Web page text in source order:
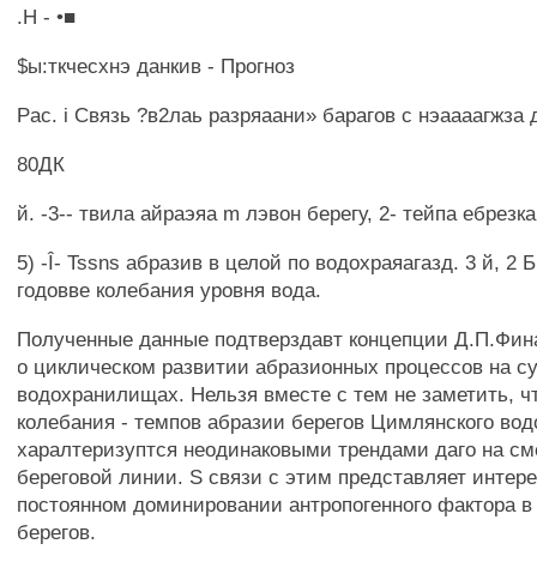
.H - •■
$ы:ткчесхнэ данкив - Прогноз
Pac. i Связь ?в2лаь разряаани» барагов с нэаааагжза
80ДК
й. -3-- твила айраэяа m лэвон берегу, 2- тейпа
5) -Î- Tssns абразив в целой по водохраяагазд. 3 й, 2
годовве колебания уровня вода.
Полученные данные подтверздавт концепции
о циклическом развитии абразионных процессов на
водохранилищах. Нельзя вместе с тем не заметить,
колебания - темпов абразии берегов Цимлянского
харалтеризуптся неодинаковыми трендами даго на
береговой линии. S связи с этим представляет
постоянном доминировании антропогенного фактора
берегов.